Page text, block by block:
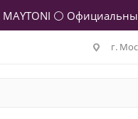
MAYTONI ⚪
г.